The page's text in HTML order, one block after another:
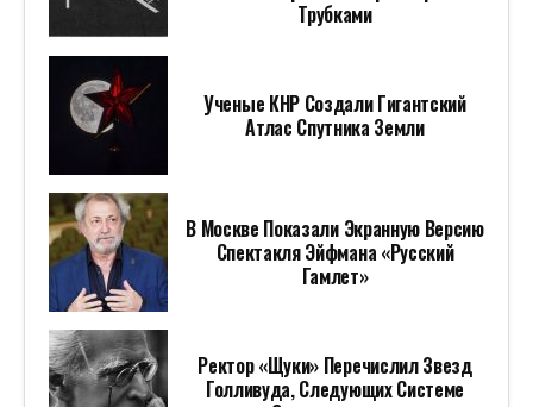
Трубками
Ученые КНР Создали Гигантский
Атлас Спутника Земли
В Москве Показали Экранную Версию
Спектакля Эйфмана «Русский
Гамлет»
Ректор «Щуки» Перечислил Звезд
Голливуда, Следующих Системе